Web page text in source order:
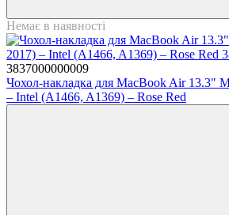
Немає в наявності
3837000000009
Чохол-накладка для MacBook Air 13.3"
– Intel (A1466, A1369) – Rose Red